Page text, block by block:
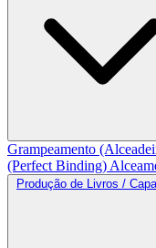
Grampeamento
(Perfect Binding)
Produção de Livros /